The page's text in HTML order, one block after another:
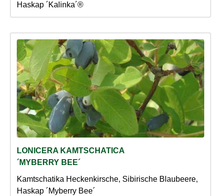
Haskap ´Kalinka´®
LONICERA KAMTSCHATICA
´MYBERRY BEE´
Kamtschatika Heckenkirsche, Sibirische Blaubeere,
Haskap ´Myberry Bee´